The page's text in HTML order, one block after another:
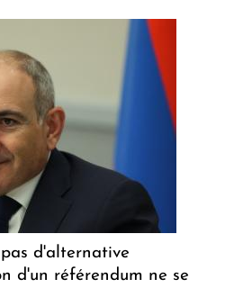
d'alternative
d'un référendum ne se